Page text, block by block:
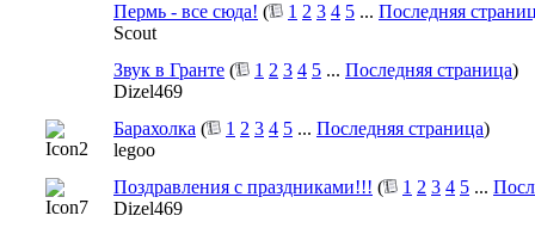
Пермь - все сюда! ( 1 2 3 4 5 ... Последняя
Scout
Звук в Гранте ( 1 2 3 4 5 ... Последняя страница)
Dizel469
Барахолка ( 1 2 3 4 5 ... Последняя страница)
legoo
Поздравления с праздниками!!! ( 1 2 3 4 5 ...
Dizel469